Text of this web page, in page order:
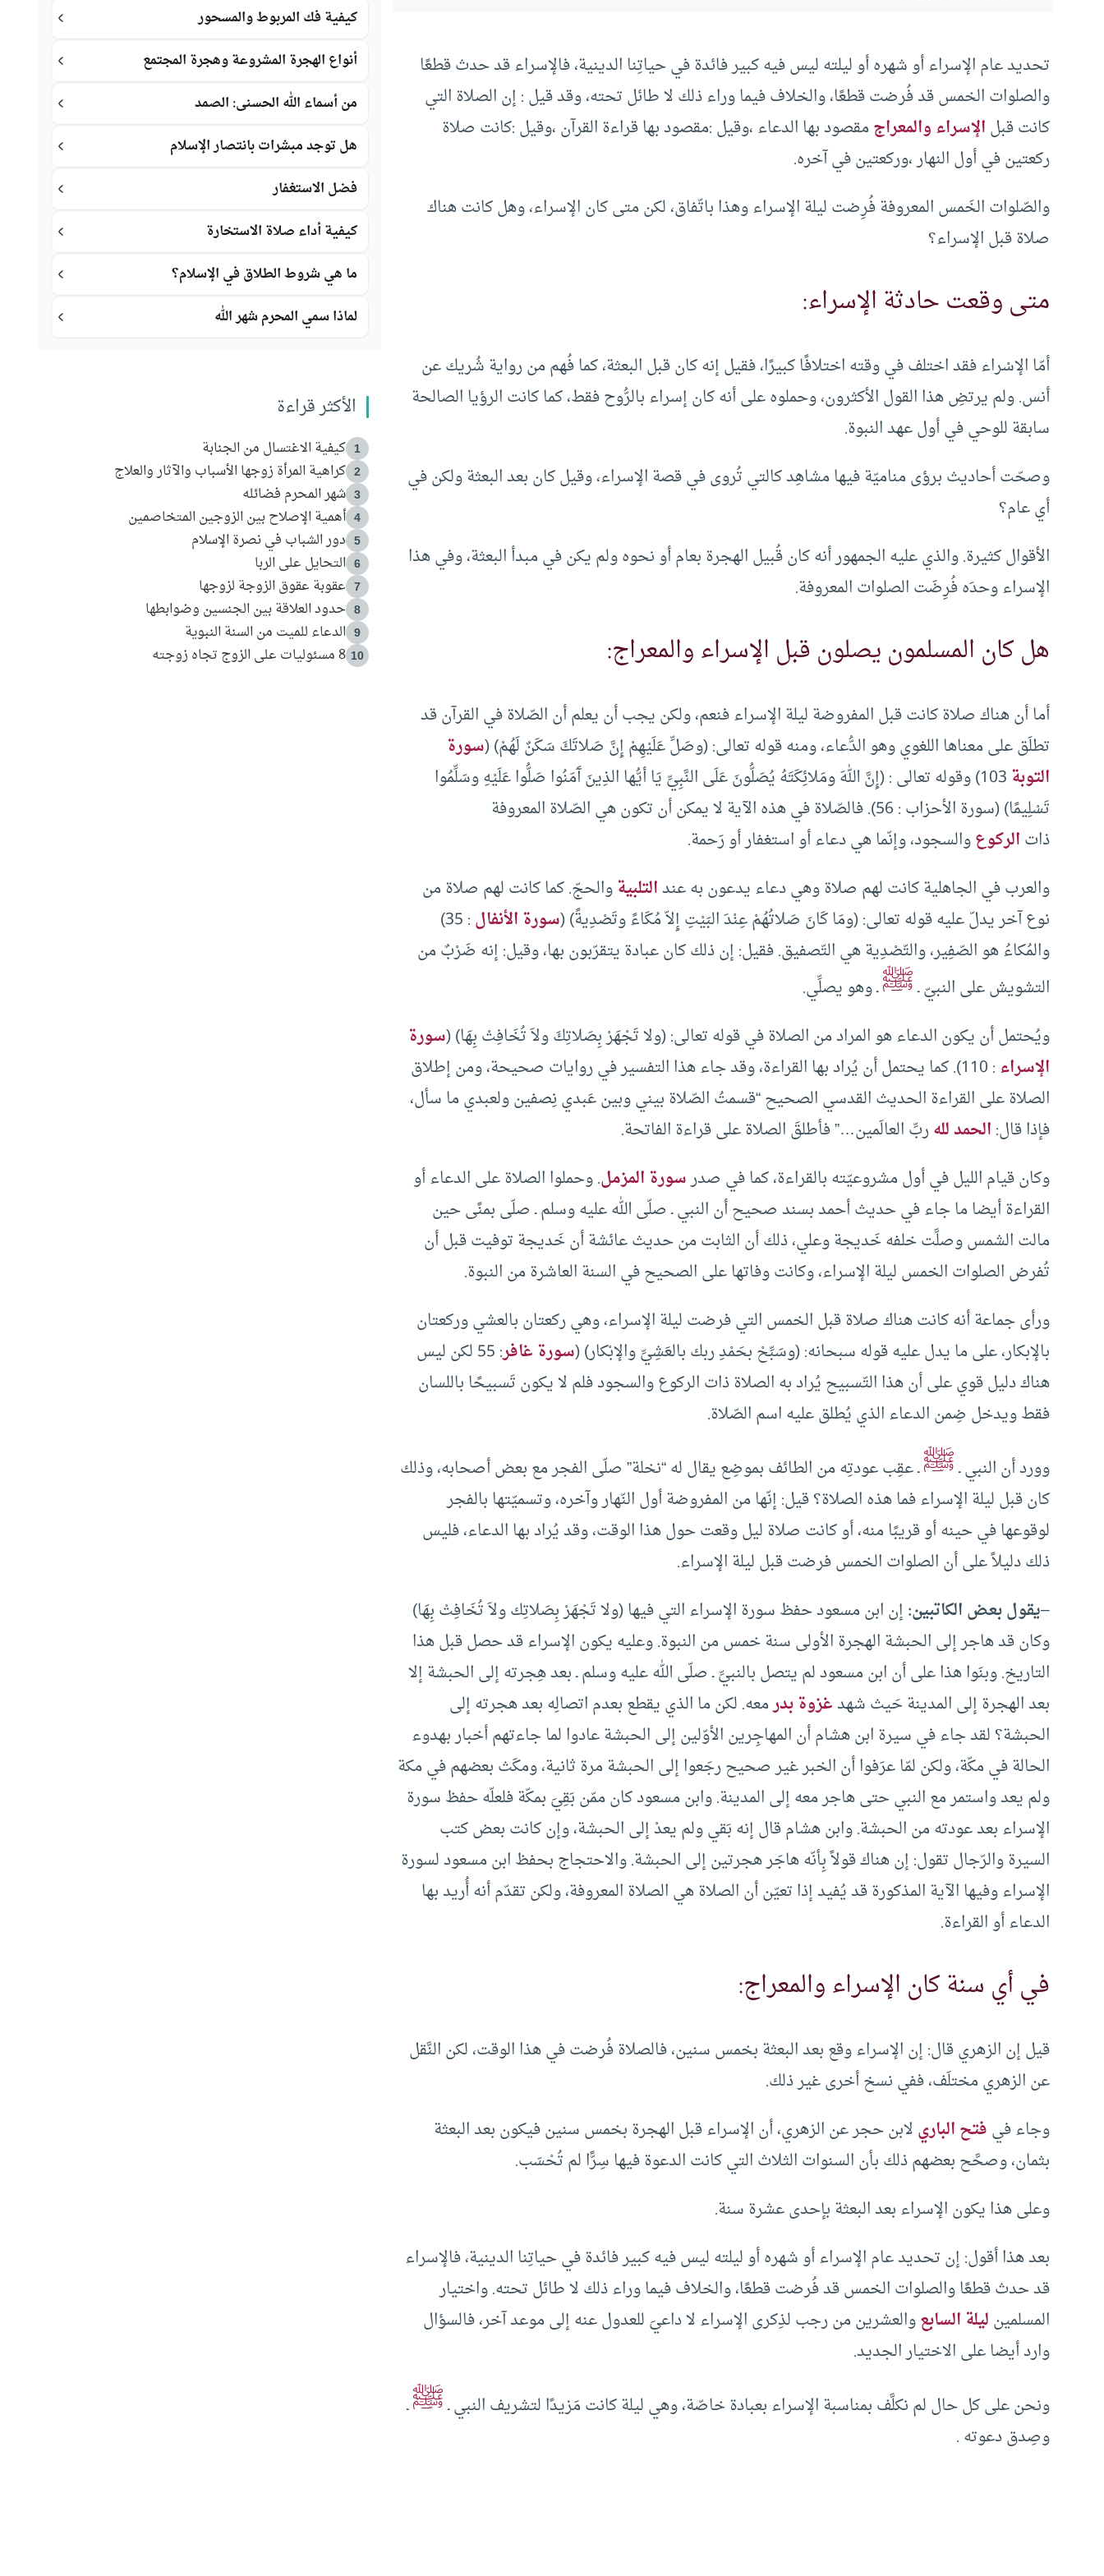
تحديد عام الإسراء أو شهره أو ليلته ليس فيه كبير فائدة في حياتِنا الدينية، فالإسراء قد حدث قطعًا
والصلوات الخمس قد فُرضت قطعًا، والخلاف فيما وراء ذلك لا طائل تحته، وقد قيل : إن الصلاة التي
كانت قبلالإسراء والمعراجمقصود بها الدعاء ،وقيل :مقصود بها قراءة القرآن ،وقيل :كانت صلاة
ركعتين في أول النهار ،وركعتين في آخره.
والصّلوات الخَمس المعروفة فُرِضت ليلة الإسراء وهذا باتّفاق، لكن متى كان الإسراء، وهل كانت هناك
صلاة قبل الإسراء؟
متى وقعت حادثة الإسراء:
أمّا الإسْراء فقد اختلف في وقته اختلافًا كبيرًا، فقيل إنه كان قبل البعثة، كما فُهم من رواية شُريك عن
أنس. ولم يرتضِ هذا القول الأكثرون، وحملوه على أنه كان إسراء بالرُّوح فقط، كما كانت الرؤيا الصالحة
سابقة للوحي في أول عهد النبوة.
وصحّت أحاديث برؤى مناميّة فيها مشاهِد كالتي تُروى في قصة الإسراء، وقيل كان بعد البعثة ولكن في
أي عام؟
الأقوال كثيرة. والذي عليه الجمهور أنه كان قُبيل الهجرة بعام أو نحوه ولم يكن في مبدأ البعثة، وفي هذا
الإسراء وحدَه فُرِضَت الصلوات المعروفة.
هل كان المسلمون يصلون قبل الإسراء والمعراج:
أما أن هناك صلاة كانت قبل المفروضة ليلة الإسراء فنعم، ولكن يجب أن يعلم أن الصّلاة في القرآن قد
تطلَق على معناها اللغوي وهو الدُّعاء، ومنه قوله تعالى: (وصَلِّ عَلَيْهِمْ إِنَّ صَلاتَكَ سَكَنٌ لَهُمْ) (سورة
التوبة
103) وقوله تعالى : (إِنَّ اللهَ ومَلائِكَتَهُ يُصَلُّونَ عَلَى النَّبِيِّ يَا أيُّها الذِينَ آَمَنُوا صَلُّوا عَلَيْهِ وسَلِّمُوا
تَسْلِيمًا) (سورة الأحزاب : 56). فالصّلاة في هذه الآية لا يمكن أن تكون هي الصّلاة المعروفة
ذاتالركوعوالسجود، وإنّما هي دعاء أو استغفار أو رَحمة.
والعرب في الجاهلية كانت لهم صلاة وهي دعاء يدعون به عندالتلبيةوالحجّ. كما كانت لهم صلاة من
نوع آخر يدلّ عليه قوله تعالى: (ومَا كَانَ صَلاتُهُمْ عِنْدَ البَيْتِ إِلاّ مُكَاءً وتَصْدِيةً) (سورة الأنفال
: 35)
والمُكاءُ هو الصّفِير، والتّصْدِية هي التّصفيق. فقيل: إن ذلك كان عبادة يتقرّبون بها، وقيل: إنه ضَرْبٌ من
التشويش على النبيّ ـﷺـ وهو يصلِّي.
ويُحتمل أن يكون الدعاء هو المراد من الصلاة في قوله تعالى: (ولا تَجْهَرْ بِصَلاتِكَ ولاَ تُخَافِتْ بِهَا) (سورة
الإسراء
: 110). كما يحتمل أن يُراد بها القراءة، وقد جاء هذا التفسير في روايات صحيحة، ومن إطلاق
الصلاة على القراءة الحديث القدسي الصحيح “قسمتُ الصّلاة بيني وبين عَبدي نِصفين ولعبدي ما سأل،
فإذا قال:الحمد للهربِّ العالَمين…” فأطلقَ الصلاة على قراءة الفاتحة.
وكان قيام الليل في أول مشروعيّته بالقراءة، كما في صدرسورة المزمل. وحملوا الصلاة على الدعاء أو
القراءة أيضا ما جاء في حديث أحمد بسند صحيح أن النبي ـ صلّى الله عليه وسلم ـ صلّى بمنًى حين
مالت الشمس وصلَّت خلفه خَديجة وعلي، ذلك أن الثابت من حديث عائشة أن خَديجة توفيت قبل أن
تُفرض الصلوات الخمس ليلة الإسراء، وكانت وفاتها على الصحيح في السنة العاشرة من النبوة.
ورأى جماعة أنه كانت هناك صلاة قبل الخمس التي فرضت ليلة الإسراء، وهي ركعتان بالعشي وركعتان
بالإبكار، على ما يدل عليه قوله سبحانه: (وسَبِّحْ بحَمْدِ ربك بالعَشِيِّ والإبْكار) (سورة غافر
: 55 لكن ليس
هناك دليل قوي على أن هذا التّسبيح يُراد به الصلاة ذات الركوع والسجود فلم لا يكون تَسبيحًا باللسان
فقط ويدخل ضِمن الدعاء الذي يُطلق عليه اسم الصّلاة.
وورد أن النبي ـﷺـ عقِب عودتِه من الطائف بموضِع يقال له “نخلة” صلّى الفجر مع بعض أصحابه، وذلك
كان قبل ليلة الإسراء فما هذه الصلاة؟ قيل: إنّها من المفروضة أول النّهار وآخره، وتسميّتها بالفجر
لوقوعها في حينه أو قريبًا منه، أو كانت صلاة ليل وقعت حول هذا الوقت، وقد يُراد بها الدعاء، فليس
ذلك دليلاً على أن الصلوات الخمس فرضت قبل ليلة الإسراء.
–يقول بعض الكاتبين:إن ابن مسعود حفظ سورة الإسراء التي فيها (ولا تَجْهَرْ بِصَلاتِك ولاَ تُخَافِتْ بِهَا)
وكان قد هاجر إلى الحبشة الهجرة الأولى سنة خمس من النبوة. وعليه يكون الإسراء قد حصل قبل هذا
التاريخ. وبنَوا هذا على أن ابن مسعود لم يتصل بالنبيِّ ـ صلّى الله عليه وسلم ـ بعد هِجرته إلى الحبشة إلا
بعد الهجرة إلى المدينة حَيث شهدغزوة بدرمعه. لكن ما الذي يقطع بعدم اتصالِه بعد هجرته إلى
الحبشة؟ لقد جاء في سيرة ابن هشام أن المهاجِرين الأوّلين إلى الحبشة عادوا لما جاءتهم أخبار بهدوء
الحالة في مكّة، ولكن لمّا عرَفوا أن الخبر غير صحيح رجَعوا إلى الحبشة مرة ثانية، ومكَث بعضهم في مكة
ولم يعد واستمر مع النبي حتى هاجر معه إلى المدينة. وابن مسعود كان ممّن بَقِيَ بمكّة فلعلّه حفظ سورة
الإسراء بعد عودته من الحبشة. وابن هشام قال إنه بَقي ولم يعدْ إلى الحبشة، وإن كانت بعض كتب
السيرة والرّجال تقول: إن هناك قولاً بِأنّه هاجَر هجرتين إلى الحبشة. والاحتجاج بحفظ ابن مسعود لسورة
الإسراء وفيها الآية المذكورة قد يُفيد إذا تعيّن أن الصلاة هي الصلاة المعروفة، ولكن تقدّم أنه أُريد بها
الدعاء أو القراءة.
في أي سنة كان الإسراء والمعراج:
قيل إن الزهري قال: إن الإسراء وقع بعد البعثة بخمس سنين، فالصلاة فُرضت في هذا الوقت، لكن النَّقل
عن الزهري مختلَف، ففي نسخ أخرى غير ذلك.
وجاء فيفتح الباريلابن حجر عن الزهري، أن الإسراء قبل الهجرة بخمس سنين فيكون بعد البعثة
بثمان، وصحَّح بعضهم ذلك بأن السنوات الثلاث التي كانت الدعوة فيها سِرًّا لم تُحْسَب.
وعلى هذا يكون الإسراء بعد البعثة بإحدى عشرة سنة.
بعد هذا أقول: إن تحديد عام الإسراء أو شهره أو ليلته ليس فيه كبير فائدة في حياتِنا الدينية، فالإسراء
قد حدث قطعًا والصلوات الخمس قد فُرضت قطعًا، والخلاف فيما وراء ذلك لا طائل تحته. واختيار
المسلمينليلة السابعوالعشرين من رجب لذِكرى الإسراء لا داعيَ للعدول عنه إلى موعد آخر، فالسؤال
وارد أيضا على الاختيار الجديد.
ونحن على كل حال لم نكلَّف بمناسبة الإسراء بعبادة خاصّة، وهي ليلة كانت مَزيدًا لتشريف النبي ـﷺـ
وصِدق دعوته .
كيفية فك المربوط والمسحور
أنواع الهجرة المشروعة وهجرة المجتمع
من أسماء الله الحسنى: الصمد
هل توجد مبشرات بانتصار الإسلام
فضل الاستغفار
كيفية أداء صلاة الاستخارة
ما هي شروط الطلاق في الإسلام؟
لماذا سمي المحرم شهر الله
الأكثر قراءة
1 كيفية الاغتسال من الجنابة
2 كراهية المرأة زوجها الأسباب والآثار والعلاج
3 شهر المحرم فضائله
4 أهمية الإصلاح بين الزوجين المتخاصمين
5 دور الشباب في نصرة الإسلام
6 التحايل على الربا
7 عقوبة عقوق الزوجة لزوجها
8 حدود العلاقة بين الجنسين وضوابطها
9 الدعاء للميت من السنة النبوية
10 8 مسئوليات على الزوج تجاه زوجته